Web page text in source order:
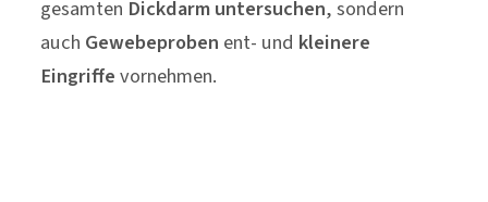
gesamten Dickdarm untersuchen, sondern
auch Gewebeproben ent- und kleinere
Eingriffevornehmen.